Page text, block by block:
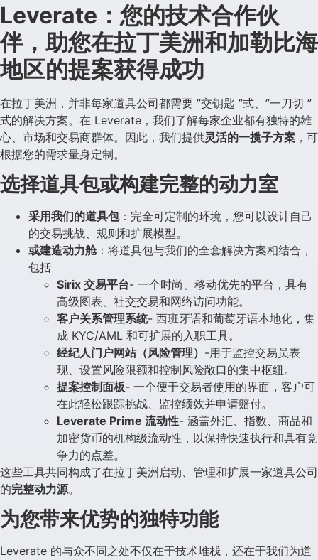
Leverate：您的技术合作伙
伴，助您在拉丁美洲和加勒比海
地区的提案获得成功
在拉丁美洲，并非每家道具公司都需要 ”交钥匙 ”式、”一刀切 ”
式的解决方案。在 Leverate，我们了解每家企业都有独特的雄
心、市场和交易商群体。因此，我们提供灵活的一揽子方案 ，可
根据您的需求量身定制。
选择道具包或构建完整的动力室
采用我们的道具包：完全可定制的环境，您可以设计自己
的交易挑战、规则和扩展模型。
或建造动力舱：将道具包与我们的全套解决方案相结合，
包括
Sirix 交易平台- 一个时尚、移动优先的平台，具有
高级图表、社交交易和网络访问功能。
客户关系管理系统- 西班牙语和葡萄牙语本地化，集
成 KYC/AML 和可扩展的入职工具。
经纪人门户网站（风险管理） -用于监控交易员表
现、设置风险限额和控制风险敞口的集中枢纽。
提案控制面板- 一个便于交易者使用的界面，客户可
在此轻松跟踪挑战、监控绩效并申请赔付。
Leverate Prime 流动性- 涵盖外汇、指数、商品和
加密货币的机构级流动性，以保持快速执行和具有竞
争力的点差。
这些工具共同构成了在拉丁美洲启动、管理和扩展一家道具公司
的完整动力源。
为您带来优势的独特功能
Leverate 的与众不同之处不仅在于技术堆栈，还在于我们为道